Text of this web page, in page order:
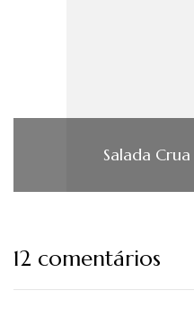
Salada
12 comentários